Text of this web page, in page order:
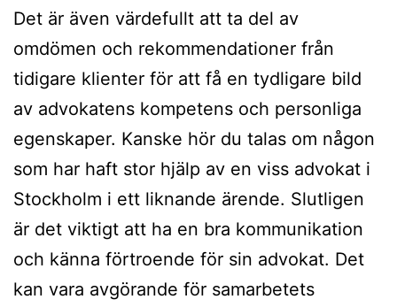
Det är även värdefullt att ta del av
omdömen och rekommendationer från
tidigare klienter för att få en tydligare bild
av advokatens kompetens och personliga
egenskaper. Kanske hör du talas om någon
som har haft stor hjälp av en viss advokat i
Stockholm i ett liknande ärende. Slutligen
är det viktigt att ha en bra kommunikation
och känna förtroende för sin advokat. Det
kan vara avgörande för samarbetets